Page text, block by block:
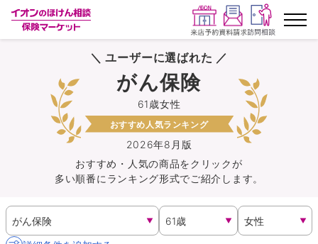
ランキングから探す
保険を比較する
保険会社から探す
イオンカード会員さま専用保険
キャンペーン一覧
＼ ユーザーに選ばれた ／
2026年8月版
61歳女性
がん保険
おすすめ人気ランキング
おすすめ・人気の商品をクリックが
多い順番にランキング形式でご紹介します。